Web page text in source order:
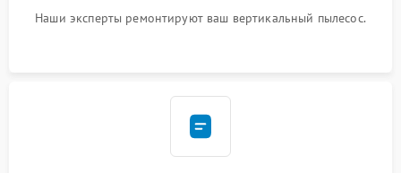
Наши эксперты ремонтируют ваш вертикальный пылесос.